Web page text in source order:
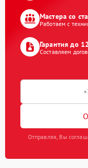
Мастера со
Работаем с
Гарантия до
Составляем
Отправляя, Вы